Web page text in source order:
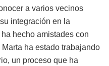
a varios vecinos
integración en la
hecho amistades con
ha estado trabajando
un proceso que ha